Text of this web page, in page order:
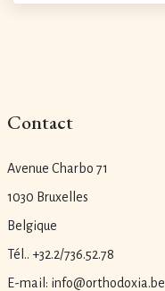
Contact
Avenue Charbo 71
1030 Bruxelles
Belgique
Tél.. +32.2/736.52.78
E-mail: info@orthodoxia.be